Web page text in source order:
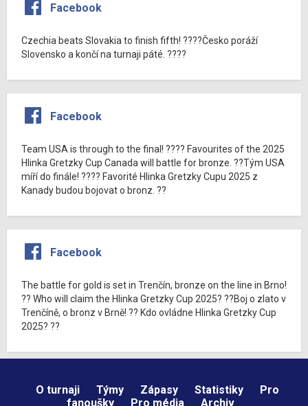
Facebook
Czechia beats Slovakia to finish fifth! ????Česko poráží
Slovensko a končí na turnaji páté. ????
Facebook
Team USA is through to the final! ???? Favourites of the 2025
Hlinka Gretzky Cup Canada will battle for bronze. ??Tým USA
míří do finále! ???? Favorité Hlinka Gretzky Cupu 2025 z
Kanady budou bojovat o bronz. ??
Facebook
The battle for gold is set in Trenčín, bronze on the line in Brno!
?? Who will claim the Hlinka Gretzky Cup 2025? ??Boj o zlato v
Trenčíně, o bronz v Brně! ?? Kdo ovládne Hlinka Gretzky Cup
2025? ??
O turnaji Týmy Zápasy Statistiky
Pro
fanoušky
Pro média Archiv